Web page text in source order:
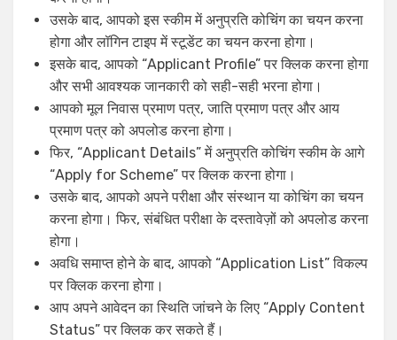
उसके बाद, आपको इस स्कीम में अनुप्रति कोचिंग का चयन करना
होगा और लॉगिन टाइप में स्टूडेंट का चयन करना होगा।
इसके बाद, आपको “Applicant Profile” पर क्लिक करना होगा
और सभी आवश्यक जानकारी को सही-सही भरना होगा।
आपको मूल निवास प्रमाण पत्र, जाति प्रमाण पत्र और आय
प्रमाण पत्र को अपलोड करना होगा।
फिर, “Applicant Details” में अनुप्रति कोचिंग स्कीम के आगे
“Apply for Scheme” पर क्लिक करना होगा।
उसके बाद, आपको अपने परीक्षा और संस्थान या कोचिंग का चयन
करना होगा। फिर, संबंधित परीक्षा के दस्तावेज़ों को अपलोड करना
होगा।
अवधि समाप्त होने के बाद, आपको “Application List” विकल्प
पर क्लिक करना होगा।
आप अपने आवेदन का स्थिति जांचने के लिए “Apply Content
Status” पर क्लिक कर सकते हैं।